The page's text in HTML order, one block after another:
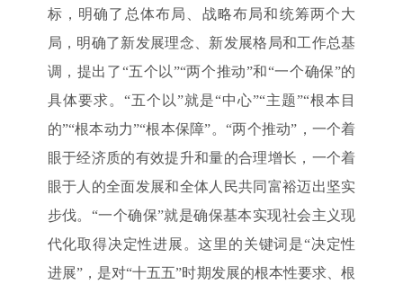
标，明确了总体布局、战略布局和统筹两个大
局，明确了新发展理念、新发展格局和工作总基
调，提出了“五个以”“两个推动”和“一个确保”的
具体要求。“五个以”就是“中心”“主题”“根本目
的”“根本动力”“根本保障”。“两个推动”，一个着
眼于经济质的有效提升和量的合理增长，一个着
眼于人的全面发展和全体人民共同富裕迈出坚实
步伐。“一个确保”就是确保基本实现社会主义现
代化取得决定性进展。这里的关键词是“决定性
进展”，是对“十五五”时期发展的根本性要求、根